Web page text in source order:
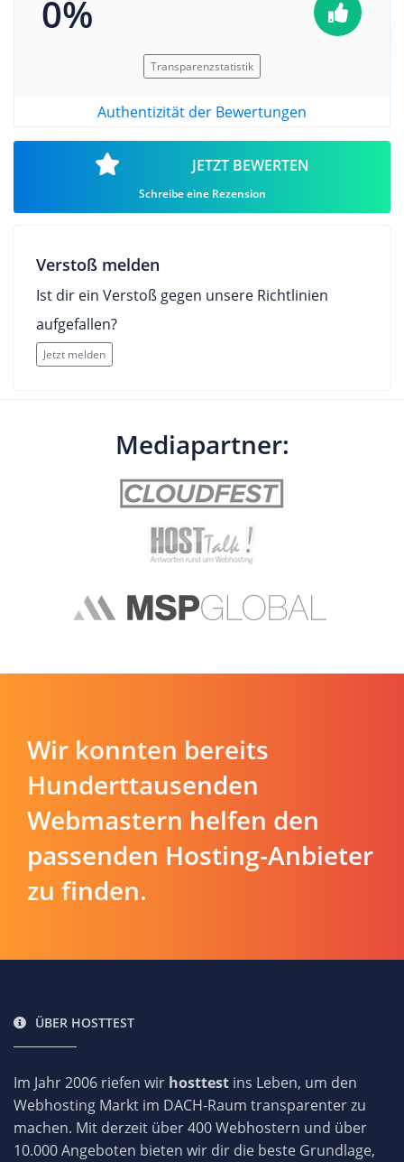
0%
Transparenzstatistik
Authentizität der Bewertungen
JETZT BEWERTEN
Schreibe eine Rezension
Verstoß melden
Ist dir ein Verstoß gegen unsere Richtlinien
aufgefallen?
Jetzt melden
Mediapartner:
Wir konnten bereits
Hunderttausenden
Webmastern helfen den
passenden Hosting-Anbieter
zu finden.
ÜBER HOSTTEST
Im Jahr 2006 riefen wir hosttest ins Leben, um den
Webhosting Markt im DACH-Raum transparenter zu
machen. Mit derzeit über 400 Webhostern und über
10.000 Angeboten bieten wir dir die beste Grundlage,